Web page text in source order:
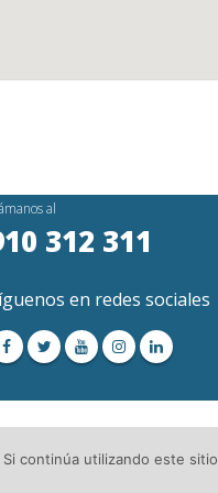
al
312 311
en redes sociales
continúa utilizando este